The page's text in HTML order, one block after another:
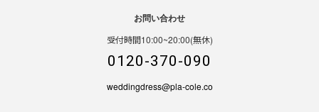
お問い合わせ
受付時間10:00~20:00(無休)
0120-370-090
weddingdress@pla-cole.co